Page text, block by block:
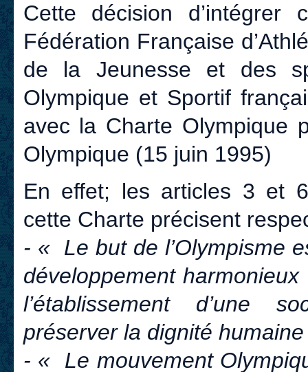
Cette décision
Fédération Française
de la Jeunesse et des
Olympique et Sportif
avec la Charte Olympique
Olympique (15 juin 1995)
En effet; les articles 3 et
cette Charte précisent
- « Le but de l’Olympisme
développement harmonieux
l’établissement d’une
préserver la dignité
- « Le mouvement